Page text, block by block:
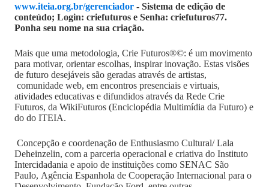
www.iteia.org.br/gerenciador - Sistema de edição de
conteúdo; Login: criefuturos e Senha: criefuturos77.
Ponha seu nome na sua criação.
Mais que uma metodologia, Crie Futuros®©: é um movimento
para motivar, orientar escolhas, inspirar inovação. Estas visões
de futuro desejáveis são geradas através de artistas,
comunidade web, em encontros presenciais e virtuais,
atividades educativas e difundidos através da Rede Crie
Futuros, da WikiFuturos (Enciclopédia Multimídia da Futuro) e
do do ITEIA.
Concepção e coordenação de Enthusiasmo Cultural/ Lala
Deheinzelin, com a parceria operacional e criativa do Instituto
Intercidadania e apoio de instituições como SENAC São
Paulo, Agência Espanhola de Cooperação Internacional para o